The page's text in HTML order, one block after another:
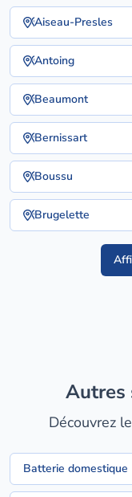
Aiseau-Presles
Antoing
Beaumont
Bernissart
Boussu
Brugelette
Découvrez
Batterie domestique